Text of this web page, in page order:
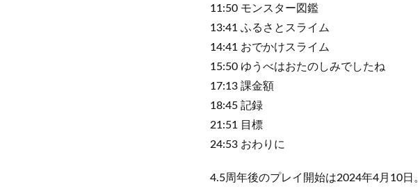
11:50 モンスター図鑑
13:41 ふるさとスライム
14:41 おでかけスライム
15:50 ゆうべはおたのしみでしたね
17:13 課金額
18:45 記録
21:51 目標
24:53 おわりに
4.5周年後のプレイ開始は2024年4月10日。